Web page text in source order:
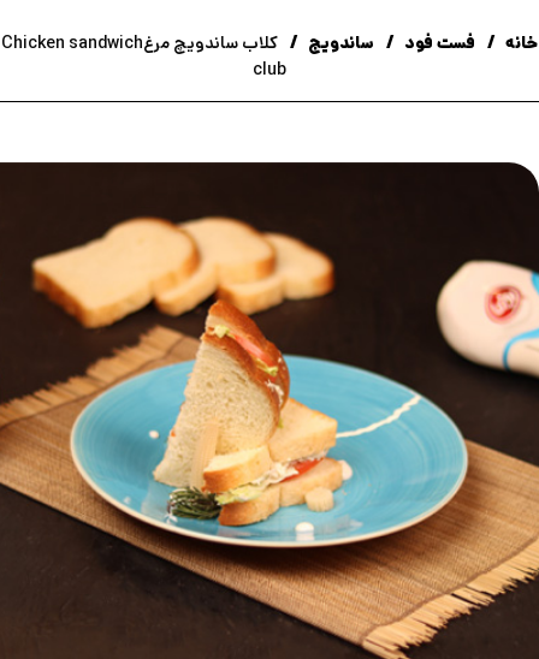
خانه فست فود ساندویج
کلاب ساندویچ مرغChicken sandwich
club